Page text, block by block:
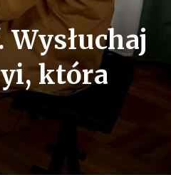
która